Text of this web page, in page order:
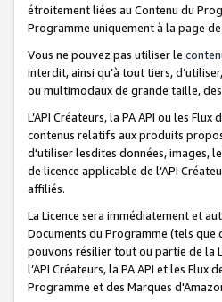
étroitement liées au Contenu du
Programme uniquement à la page
Vous ne pouvez pas utiliser le
interdit, ainsi qu’à tout tiers,
ou multimodaux de grande taille,
L’API Créateurs, la PA API ou les
contenus relatifs aux produits
d'utiliser lesdites données, images,
de licence applicable de l’API
affiliés.
La Licence sera immédiatement et
Documents du Programme (tels
pouvons résilier tout ou partie de la
l’API Créateurs, la PA API et les
Programme et des Marques